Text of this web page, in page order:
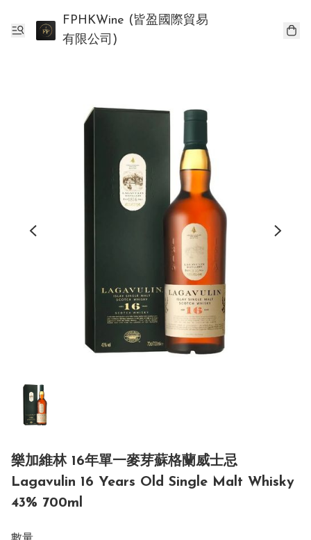
FPHKWine (皆盈國際貿易
有限公司)
樂加維林 16年單一麥芽蘇格蘭威士忌
Lagavulin 16 Years Old Single Malt Whisky
43% 700ml